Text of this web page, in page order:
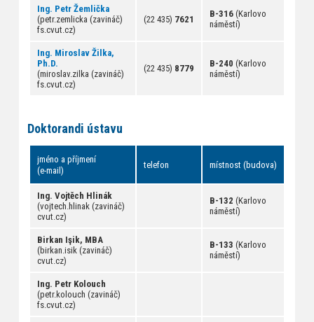
Ing. Petr Žemlička
(petr.zemlicka (zavináč)
fs.cvut.cz)
(22 435) 7621
B-316(Karlovo
náměstí)
Ing. Miroslav Žilka,
Ph.D.
(miroslav.zilka (zavináč)
fs.cvut.cz)
(22 435) 8779 B-240 (Karlovo
náměstí)
Doktorandi ústavu
jméno a příjmení
(e-mail)
telefon místnost (budova)
Ing. Vojtěch Hlinák
(vojtech.hlinak (zavináč)
cvut.cz)
B-132 (Karlovo
náměstí)
Birkan Işik, MBA
(birkan.isik (zavináč)
cvut.cz)
B-133 (Karlovo
náměstí)
Ing. Petr Kolouch
(petr.kolouch (zavináč)
fs.cvut.cz)